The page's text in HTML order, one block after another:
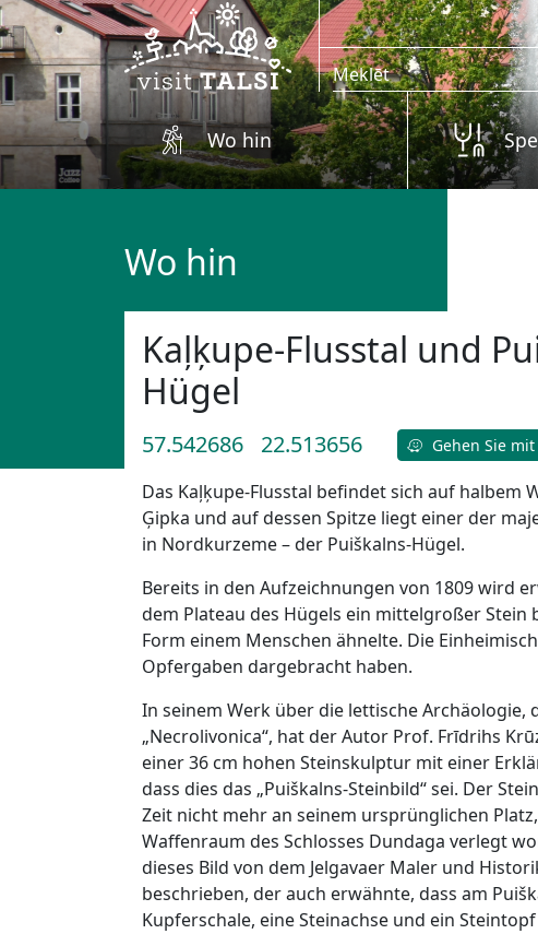
Zum Hauptinhalt springen
Wo hin
Wo hin
Kaļķupe-Flusstal und
Hügel
57.542686 22.513656 Gehen Sie mit
Das Kaļķupe-Flusstal befindet sich auf halbem
Ģipka und auf dessen Spitze liegt einer der
in Nordkurzeme – der Puiškalns-Hügel.
Bereits in den Aufzeichnungen von 1809 wird
dem Plateau des Hügels ein mittelgroßer Stein
Form einem Menschen ähnelte. Die
Opfergaben dargebracht haben.
In seinem Werk über die lettische Archäologie,
„Necrolivonica“, hat der Autor Prof. Frīdrihs
einer 36 cm hohen Steinskulptur mit einer
dass dies das „Puiškalns-Steinbild“ sei. Der
Zeit nicht mehr an seinem ursprünglichen
Waffenraum des Schlosses Dundaga verlegt
dieses Bild von dem Jelgavaer Maler und
beschrieben, der auch erwähnte, dass am
Kupferschale, eine Steinachse und ein